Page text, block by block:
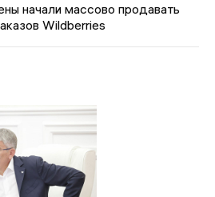
начали массово продавать
Wildberries